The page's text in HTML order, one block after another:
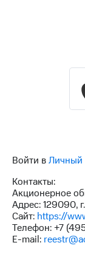
аудит
выкупа
Рынок
Войти вЛичный
Контакты:
Акционерное
Адрес: 129090,
Сайт: https://
Телефон: +7
E-mail: